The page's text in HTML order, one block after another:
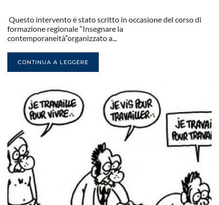
Questo intervento è stato scritto in occasione del corso di
formazione regionale “Insegnare la
contemporaneità”organizzato a...
CONTINUA A LEGGERE